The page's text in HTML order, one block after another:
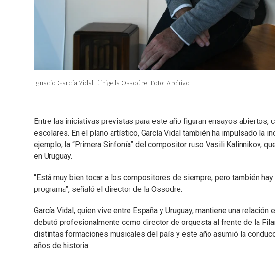
Ignacio García Vidal, dirige la Ossodre. Foto: Archivo.
Entre las iniciativas previstas para este año figuran ensayos
escolares. En el plano artístico, García Vidal también ha impulsado la
ejemplo, la “Primera Sinfonía” del compositor ruso Vasili Kalinnikov,
en Uruguay.
“Está muy bien tocar a los compositores de siempre, pero también
programa”, señaló el director de la Ossodre.
García Vidal, quien vive entre España y Uruguay, mantiene una
debutó profesionalmente como director de orquesta al frente de la
distintas formaciones musicales del país y este año asumió la
años de historia.